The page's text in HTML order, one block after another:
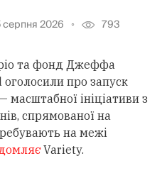
2026 793
та фонд Джеффа
про запуск
ініціативи з
спрямованої на
на межі
Variety.